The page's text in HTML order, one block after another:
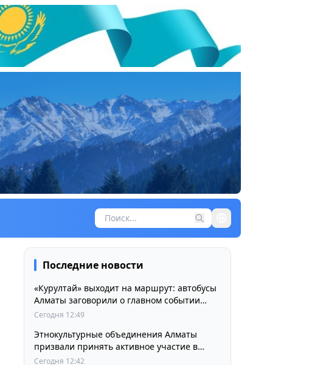
Последние новости
«Курултай» выходит на маршрут: автобусы
Алматы заговорили о главном событии
августа
Сегодня 12:49
Этнокультурные объединения Алматы
призвали принять активное участие в
выборах
Сегодня 12:42